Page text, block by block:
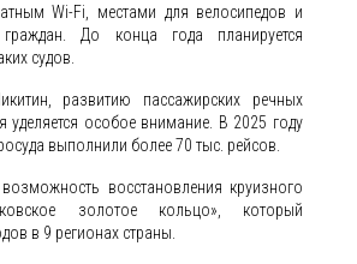
Wi-Fi, местами для велосипедов и
До конца года планируется
судов.
развитию пассажирских речных
уделяется особое внимание. В 2025 году
выполнили более 70 тыс. рейсов.
восстановления круизного
золотое кольцо», который
в 9 регионах страны.